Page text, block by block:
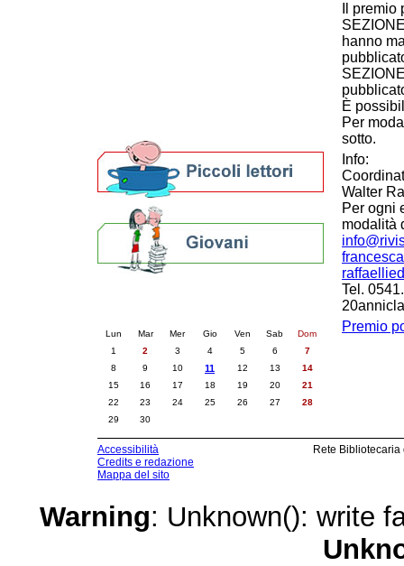
Il
hanno
È
Per
sotto.
Info:
Walter
Per ogni
modalità
Tel.
Premio
Lun Mar Mer Gio Ven Sab
Dom
1
2 3 4 5 6
7
8
9 10 11 12 13
14
15
16 17 18 19 20
21
22
23 24 25 26 27
28
29
30
Accessibilità
Credits e redazione
Mappa del sito
Rete
Warning: Unknown(): write